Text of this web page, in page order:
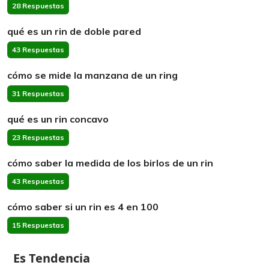
28 Respuestas
qué es un rin de doble pared
43 Respuestas
cómo se mide la manzana de un ring
31 Respuestas
qué es un rin concavo
23 Respuestas
cómo saber la medida de los birlos de un rin
43 Respuestas
cómo saber si un rin es 4 en 100
15 Respuestas
Es Tendencia